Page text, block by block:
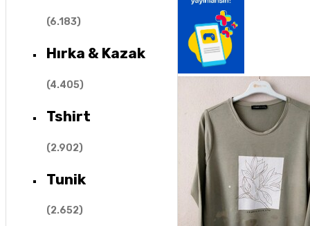
(6.183)
Hırka & Kazak
(4.405)
Tshirt
(2.902)
Tunik
(2.652)